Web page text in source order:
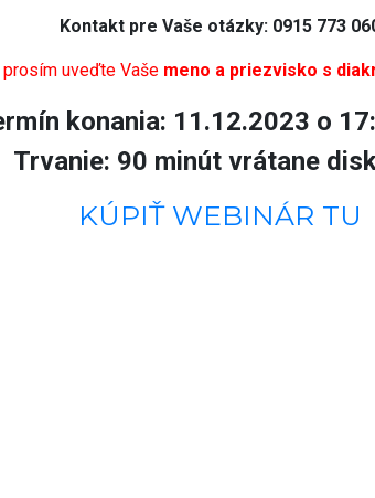
Kontakt pre Vaše otázky: 0915 773
uveďte Vaše meno a priezvisko s
konania: 11.12.2023 o
Trvanie: 90 minút vrátane
KÚPIŤ WEBINÁR TU